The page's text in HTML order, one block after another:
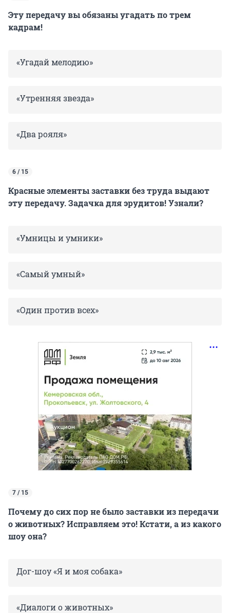
Эту передачу вы обязаны угадать по трем
кадрам!
«Угадай мелодию»
«Утренняя звезда»
«Два рояля»
6 / 15
Красные элементы заставки без труда выдают
эту передачу. Задачка для эрудитов! Узнали?
«Умницы и умники»
«Самый умный»
«Один против всех»
7 / 15
Почему до сих пор не было заставки из передачи
о животных? Исправляем это! Кстати, а из какого
шоу она?
Дог-шоу «Я и моя собака»
«Диалоги о животных»